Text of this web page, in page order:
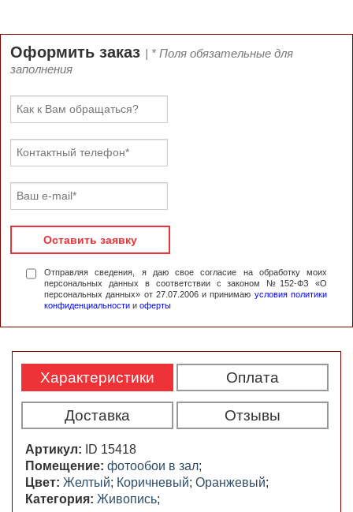
Оформить заказ | * Поля обязательные для
заполнения
Оставить заявку
Отправляя сведения, я даю свое согласие на обработку моих
персональных данных в соответствии с законом №152-ФЗ «О
персональных данных» от 27.07.2006 и принимаю условия политики
конфиденциальности и оферты
Характеристики Оплата
Доставка Отзывы
Артикул:
ID 15418
Помещение: фотообои в зал;
Цвет: Желтый; Коричневый; Оранжевый;
Категория: Живопись;